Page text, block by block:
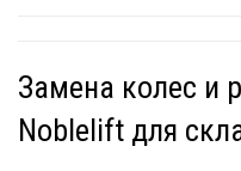
Замена колес и
Noblelift для